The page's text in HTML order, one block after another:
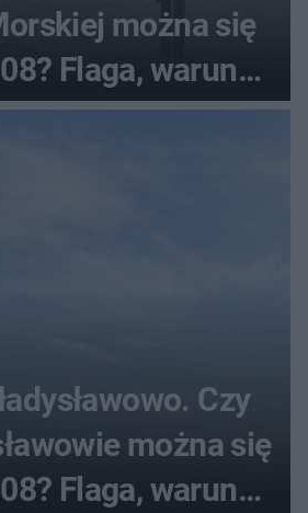
można się
Flaga, warunki
Czy
można się
Flaga, warunki